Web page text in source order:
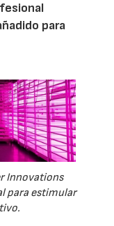
para
Innovations
para estimular